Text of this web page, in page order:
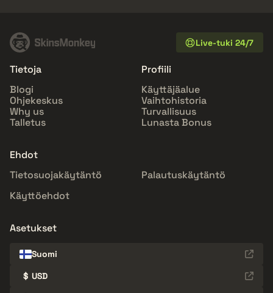
Live-tuki 24/7
Tietoja
Blogi
Ohjekeskus
Why us
Talletus
Profiili
Käyttäjäalue
Vaihtohistoria
Turvallisuus
Lunasta Bonus
Ehdot
Tietosuojakäytäntö
Palautuskäytäntö
Käyttöehdot
Asetukset
Suomi
$ USD